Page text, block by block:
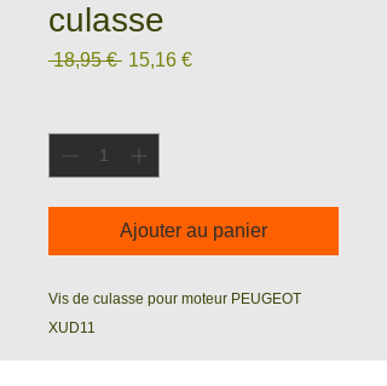
culasse
18,95 € Prix
15,16 €Prix
Ajouter au panier
Vis de culasse pour moteur PEUGEOT
XUD11